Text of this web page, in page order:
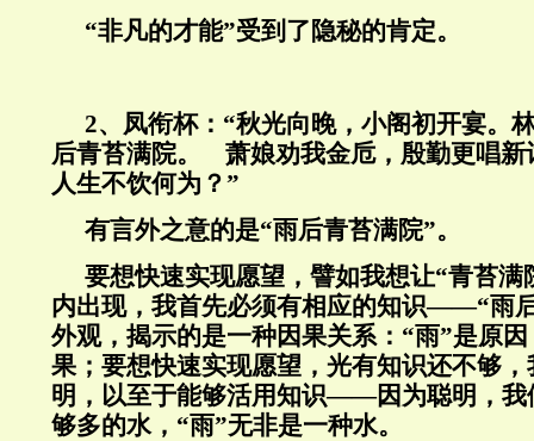
“非凡的才能”受到了隐秘的肯定。
2、凤衔杯：“秋光向晚，小阁初开宴。
后青苔满院。 萧娘劝我金卮，殷勤更唱新
人生不饮何为？”
有言外之意的是“雨后青苔满院”。
要想快速实现愿望，譬如我想让“青苔满
内出现，我首先必须有相应的知识——“雨
外观，揭示的是一种因果关系：“雨”是原
果；要想快速实现愿望，光有知识还不够
明，以至于能够活用知识——因为聪明，我
够多的水，“雨”无非是一种水。